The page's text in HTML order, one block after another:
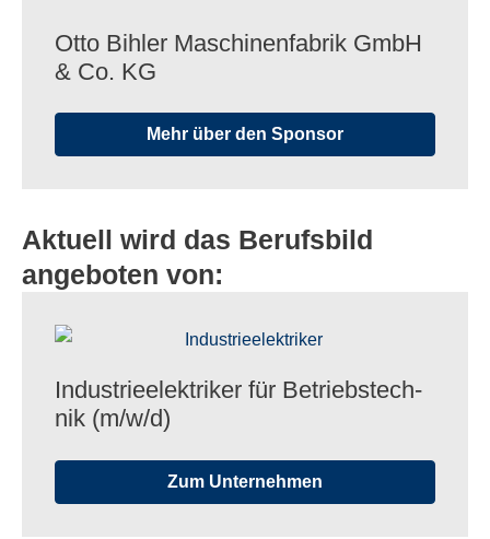
Otto Bihler Maschi­nen­fa­brik GmbH
& Co. KG
Mehr über den Sponsor
Aktuell wird das Berufsbild
angeboten von:
Indus­trie­elek­tri­ker für Betriebs­tech­
nik (m/​w/​d)
Zum Unternehmen